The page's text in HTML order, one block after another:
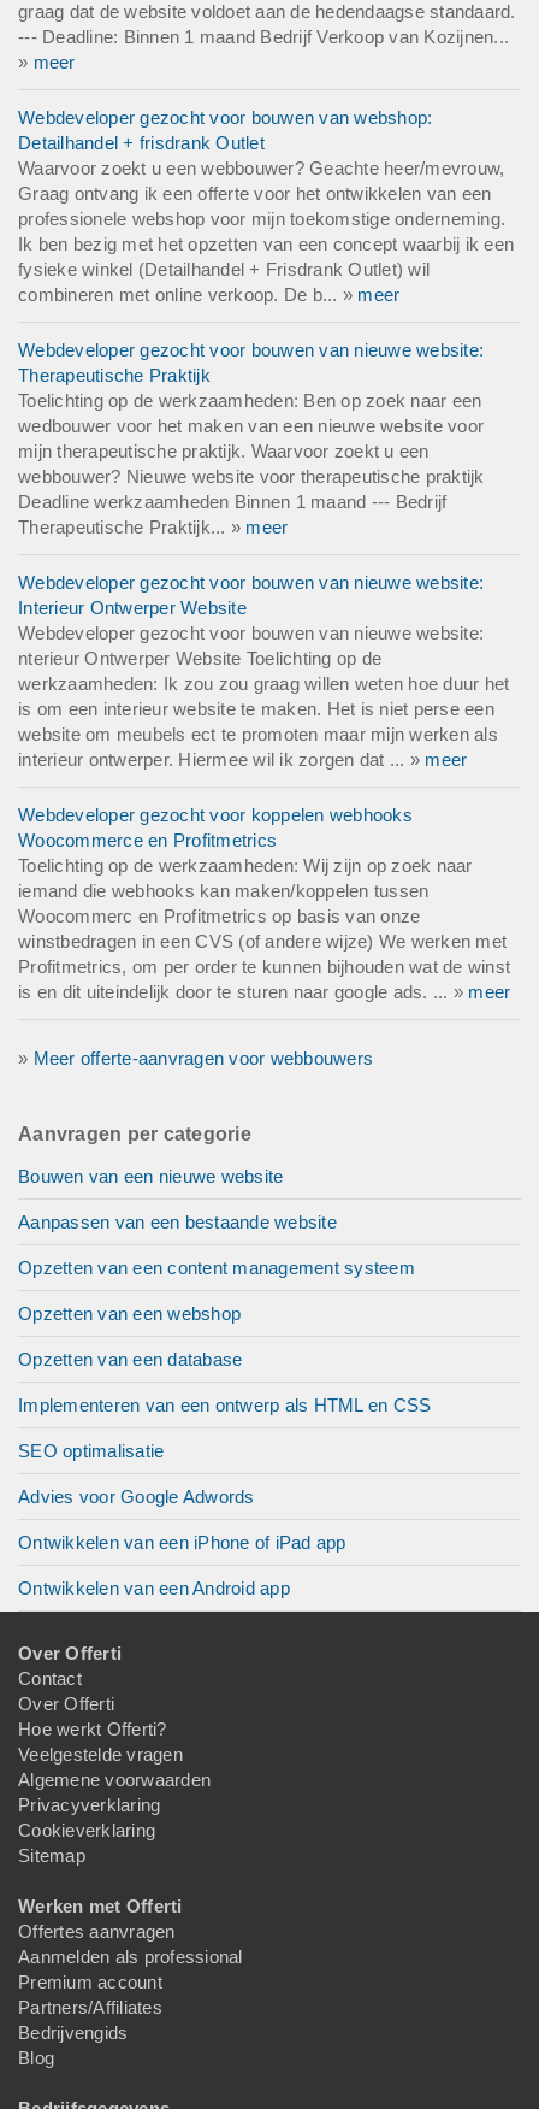
graag dat de website voldoet aan de hedendaagse standaard.
--- Deadline: Binnen 1 maand Bedrijf Verkoop van Kozijnen...
» meer
Webdeveloper gezocht voor bouwen van webshop:
Detailhandel + frisdrank Outlet
Waarvoor zoekt u een webbouwer? Geachte heer/mevrouw,
Graag ontvang ik een offerte voor het ontwikkelen van een
professionele webshop voor mijn toekomstige onderneming.
Ik ben bezig met het opzetten van een concept waarbij ik een
fysieke winkel (Detailhandel + Frisdrank Outlet) wil
combineren met online verkoop. De b... » meer
Webdeveloper gezocht voor bouwen van nieuwe website:
Therapeutische Praktijk
Toelichting op de werkzaamheden: Ben op zoek naar een
wedbouwer voor het maken van een nieuwe website voor
mijn therapeutische praktijk. Waarvoor zoekt u een
webbouwer? Nieuwe website voor therapeutische praktijk
Deadline werkzaamheden Binnen 1 maand --- Bedrijf
Therapeutische Praktijk... » meer
Webdeveloper gezocht voor bouwen van nieuwe website:
Interieur Ontwerper Website
Webdeveloper gezocht voor bouwen van nieuwe website:
nterieur Ontwerper Website Toelichting op de
werkzaamheden: Ik zou zou graag willen weten hoe duur het
is om een interieur website te maken. Het is niet perse een
website om meubels ect te promoten maar mijn werken als
interieur ontwerper. Hiermee wil ik zorgen dat ... » meer
Webdeveloper gezocht voor koppelen webhooks
Woocommerce en Profitmetrics
Toelichting op de werkzaamheden: Wij zijn op zoek naar
iemand die webhooks kan maken/koppelen tussen
Woocommerc en Profitmetrics op basis van onze
winstbedragen in een CVS (of andere wijze) We werken met
Profitmetrics, om per order te kunnen bijhouden wat de winst
is en dit uiteindelijk door te sturen naar google ads. ... » meer
» Meer offerte-aanvragen voor webbouwers
Aanvragen per categorie
Bouwen van een nieuwe website
Aanpassen van een bestaande website
Opzetten van een content management systeem
Opzetten van een webshop
Opzetten van een database
Implementeren van een ontwerp als HTML en CSS
SEO optimalisatie
Advies voor Google Adwords
Ontwikkelen van een iPhone of iPad app
Ontwikkelen van een Android app
Over Offerti
Contact
Over Offerti
Hoe werkt Offerti?
Veelgestelde vragen
Algemene voorwaarden
Privacyverklaring
Cookieverklaring
Sitemap
Werken met Offerti
Offertes aanvragen
Aanmelden als professional
Premium account
Partners/Affiliates
Bedrijvengids
Blog